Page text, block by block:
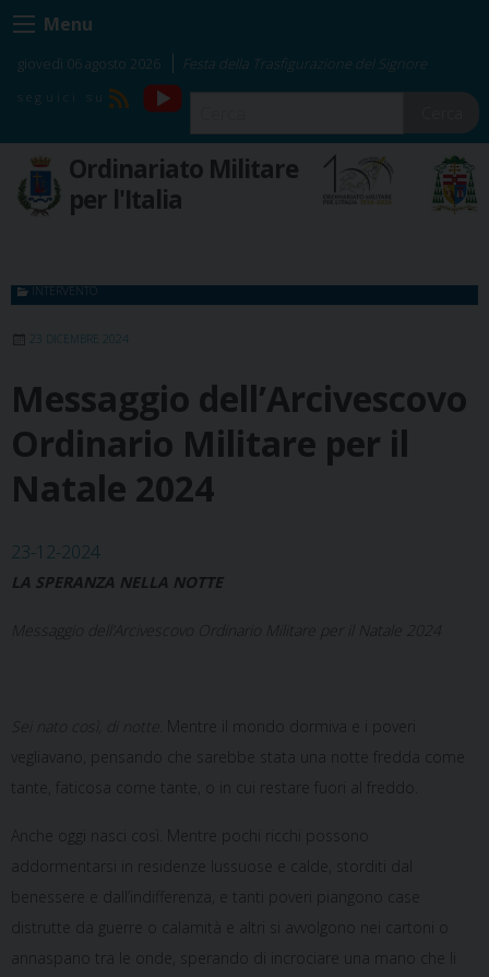
Skip
to
content
Menu
giovedì 06 agosto 2026 Festa della Trasfigurazione del Signore
RSS
YouTube
Ordinariato Militare
per l'Italia
INTERVENTO
23 DICEMBRE 2024
Messaggio dell’Arcivescovo
Ordinario Militare per il
Natale 2024
23-12-2024
LA SPERANZA NELLA NOTTE
Messaggio dell’Arcivescovo Ordinario Militare per il Natale 2024
. Mentre il mondo dormiva e i poveri
vegliavano, pensando che sarebbe stata una notte fredda come
tante, faticosa come tante, o in cui restare fuori al freddo.
Anche oggi nasci così. Mentre pochi ricchi possono
addormentarsi in residenze lussuose e calde, storditi dal
benessere e dall’indifferenza, e tanti poveri piangono case
distrutte da guerre o calamità e altri si avvolgono nei cartoni o
annaspano tra le onde, sperando di incrociare una mano che li